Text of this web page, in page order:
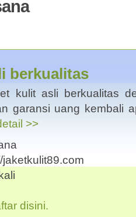
berkualitas
kulit asli berkualitas
garansi uang kembali
>>
jaketkulit89.com
disini.